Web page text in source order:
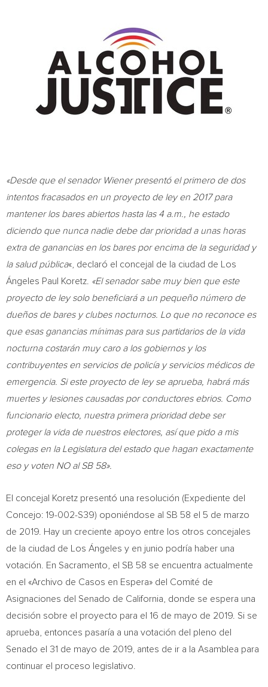
«Desde que el senador Wiener presentó el primero de dos
intentos fracasados en un proyecto de ley en 2017 para
mantener los bares abiertos hasta las 4 a.m.
, he estado
diciendo que nunca nadie debe dar prioridad a unas horas
extra de ganancias en los bares por encima de la seguridad y
la salud pública«, declaró el concejal de la ciudad de Los
Ángeles Paul Koretz «El senador sabe muy bien que este
proyecto de ley solo beneficiará a un pequeño número de
dueños de bares y clubes nocturnos. Lo que no reconoce es
que esas ganancias mínimas para sus partidarios de la vida
nocturna costarán muy caro a los gobiernos y los
contribuyentes en servicios de policía y servicios médicos de
emergencia. Si este proyecto de ley se aprueba, habrá más
muertes y lesiones causadas por conductores ebrios. Como
funcionario electo, nuestra primera prioridad debe ser
proteger la vida de nuestros electores, así que pido a mis
colegas en la Legislatura del estado que hagan exactamente
eso y voten NO al SB 58».
El concejal Koretz presentó una resolución (Expediente del
Concejo: 19-002-S39) oponiéndose al SB 58 el 5 de marzo
de 2019. Hay un creciente apoyo entre los otros concejales
de la ciudad de Los Ángeles y en junio podría haber una
votación. En Sacramento , el SB 58 se encuentra actualmente
en el «Archivo de Casos en Espera» del Comité de
Asignaciones del Senado de California , donde se espera una
decisión sobre el proyecto para el 16 de mayo de 2019. Si se
aprueba, entonces pasaría a una votación del pleno del
Senado el 31 de mayo de 2019, antes de ir a la Asamblea para
continuar el proceso legislativo.